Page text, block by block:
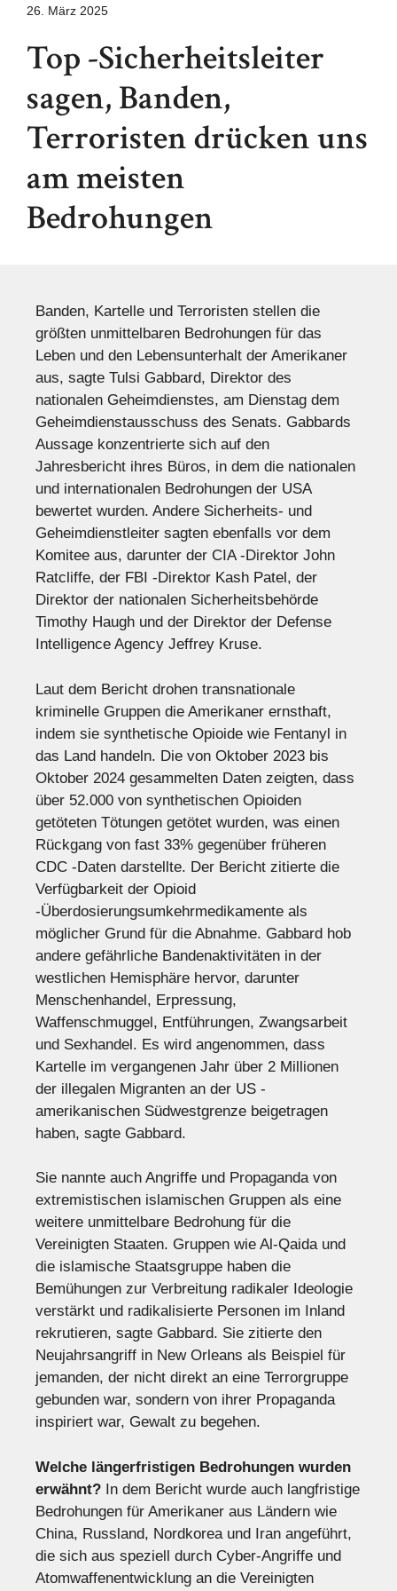
26. März 2025
Top -Sicherheitsleiter
sagen, Banden,
Terroristen drücken uns
am meisten
Bedrohungen
Banden, Kartelle und Terroristen stellen die
größten unmittelbaren Bedrohungen für das
Leben und den Lebensunterhalt der Amerikaner
aus, sagte Tulsi Gabbard, Direktor des
nationalen Geheimdienstes, am Dienstag dem
Geheimdienstausschuss des Senats. Gabbards
Aussage konzentrierte sich auf den
Jahresbericht ihres Büros, in dem die nationalen
und internationalen Bedrohungen der USA
bewertet wurden. Andere Sicherheits- und
Geheimdienstleiter sagten ebenfalls vor dem
Komitee aus, darunter der CIA -Direktor John
Ratcliffe, der FBI -Direktor Kash Patel, der
Direktor der nationalen Sicherheitsbehörde
Timothy Haugh und der Direktor der Defense
Intelligence Agency Jeffrey Kruse.
Laut dem Bericht drohen transnationale
kriminelle Gruppen die Amerikaner ernsthaft,
indem sie synthetische Opioide wie Fentanyl in
das Land handeln. Die von Oktober 2023 bis
Oktober 2024 gesammelten Daten zeigten, dass
über 52.000 von synthetischen Opioiden
getöteten Tötungen getötet wurden, was einen
Rückgang von fast 33% gegenüber früheren
CDC -Daten darstellte. Der Bericht zitierte die
Verfügbarkeit der Opioid
-Überdosierungsumkehrmedikamente als
möglicher Grund für die Abnahme. Gabbard hob
andere gefährliche Bandenaktivitäten in der
westlichen Hemisphäre hervor, darunter
Menschenhandel, Erpressung,
Waffenschmuggel, Entführungen, Zwangsarbeit
und Sexhandel. Es wird angenommen, dass
Kartelle im vergangenen Jahr über 2 Millionen
der illegalen Migranten an der US -
amerikanischen Südwestgrenze beigetragen
haben, sagte Gabbard.
Sie nannte auch Angriffe und Propaganda von
extremistischen islamischen Gruppen als eine
weitere unmittelbare Bedrohung für die
Vereinigten Staaten. Gruppen wie Al-Qaida und
die islamische Staatsgruppe haben die
Bemühungen zur Verbreitung radikaler Ideologie
verstärkt und radikalisierte Personen im Inland
rekrutieren, sagte Gabbard. Sie zitierte den
Neujahrsangriff in New Orleans als Beispiel für
jemanden, der nicht direkt an eine Terrorgruppe
gebunden war, sondern von ihrer Propaganda
inspiriert war, Gewalt zu begehen.
Welche längerfristigen Bedrohungen wurden
erwähnt? In dem Bericht wurde auch langfristige
Bedrohungen für Amerikaner aus Ländern wie
China, Russland, Nordkorea und Iran angeführt,
die sich aus speziell durch Cyber-Angriffe und
Atomwaffenentwicklung an die Vereinigten